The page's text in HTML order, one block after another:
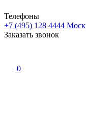
Телефоны
+7 (495) 128 4444
Заказать звонок
0